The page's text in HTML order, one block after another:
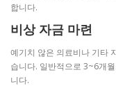
합니다.
비상 자금 마련
예기치 않은 의료비나 기타
습니다. 일반적으로 3~6개
니다.